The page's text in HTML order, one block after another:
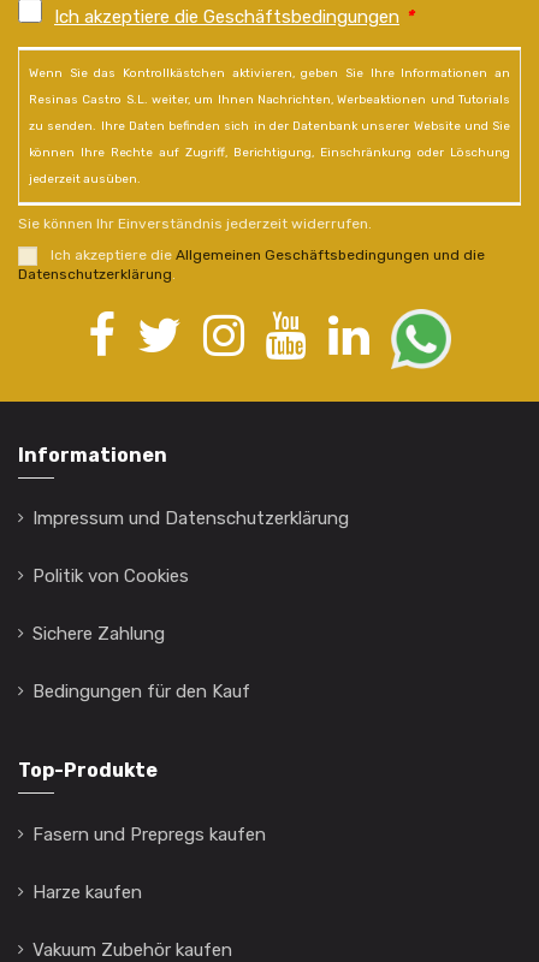
Ich akzeptiere die Geschäftsbedingungen *
Wenn Sie das Kontrollkästchen aktivieren, geben Sie Ihre Informationen an
Resinas Castro S.L. weiter, um Ihnen Nachrichten, Werbeaktionen und Tutorials
zu senden. Ihre Daten befinden sich in der Datenbank unserer Website und Sie
können Ihre Rechte auf Zugriff, Berichtigung, Einschränkung oder Löschung
jederzeit ausüben.
Sie können Ihr Einverständnis jederzeit widerrufen.
Ich akzeptiere die Allgemeinen Geschäftsbedingungen und die
Datenschutzerklärung.
Informationen
Impressum und Datenschutzerklärung
Politik von Cookies
Sichere Zahlung
Bedingungen für den Kauf
Top-Produkte
Fasern und Prepregs kaufen
Harze kaufen
Vakuum Zubehör kaufen